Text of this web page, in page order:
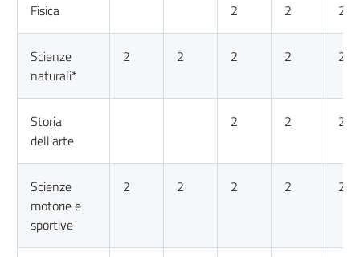
Fisica 2 2 2
Scienze
naturali*
2 2 2 2 2
Storia
dell’arte
2 2 2
Scienze
motorie e
sportive
2 2 2 2 2